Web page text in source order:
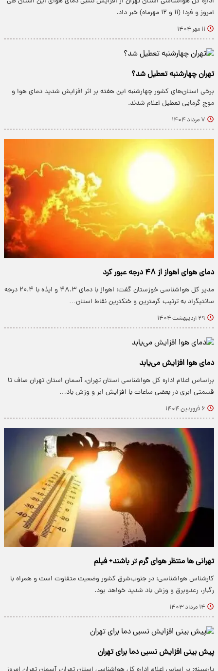
امروز و فردا (۱۱ و ۱۲ مهرماه) خبر داد.
۱۱ مهر ۱۴۰۴
تهران چهارشنبه تعطیل شد؟
برخی استان‌های کشور چهارشنبه این هفته بر اثر افزایش شدید دمای هوا و
موج گرمایی تعطیل اعلام شدند.
۷ مرداد ۱۴۰۴
دمای هوای اهواز از ۴۸ درجه عبور کرد
​مدیر کل هواشناسی خوزستان گفت: اهواز با دمای ۴۸.۳ و ایذه با ۲۰.۴ درجه
سانتیگراد به ترتیب گرمترین و خنکترین نقاط استان…
۲۹ اردیبهشت ۱۴۰۴
دمای هوا افزایش می‌یابد
براساس اعلام اداره کل هواشناسی استان تهران، آسمان استان تهران صاف تا
قسمتی ابری در بعضی ساعات با افزایش ابر و وزش باد…
۶ فروردین ۱۴۰۴
تهرانی ها منتظر هوای گرم تر باشند+ فیلم
کارشناس هواشناسی: در جنوب‌شرق کشور وضعیت متفاوت است و همراه با
رگبار، رعدوبرق و وزش باد شدید خواهد بود.
۱۴ مرداد ۱۴۰۳
پیش بینی افزایش نسبی دما برای تهران